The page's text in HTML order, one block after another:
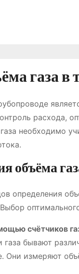
газа в
расхода,
необходимо
объёма
определения
счётчиков
бывают
Они измеряют